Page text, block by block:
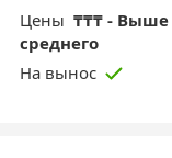
Цены ₸₸₸ - Выше
среднего
На вынос